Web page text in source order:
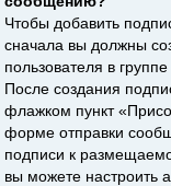
Чтобы добавить
сначала вы должны
пользователя в
После создания
флажком пункт
форме отправки
подписи к
вы можете настроить